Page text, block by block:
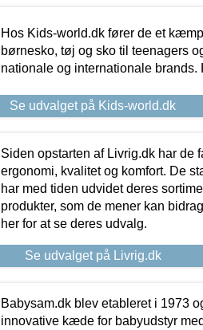
Hos Kids-world.dk fører de et
børnesko, tøj og sko til teenagers
nationale og internationale brands.
Se udvalget på Kids-world.dk
Siden opstarten af Livrig.dk har de
ergonomi, kvalitet og komfort. De
har med tiden udvidet deres
produkter, som de mener kan
her for at se deres udvalg.
Se udvalget på Livrig.dk
Babysam.dk blev etableret i 1973
innovative kæde for babyudstyr